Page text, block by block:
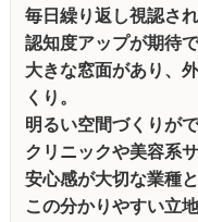
毎日繰り返し視認され
認知度アップが期待で
大きな窓面があり、
くり。
明るい空間づくりがで
クリニックや美容系
安心感が大切な業種
この分かりやすい立